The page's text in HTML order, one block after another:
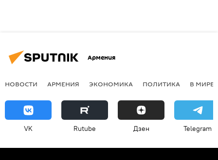
Армения
НОВОСТИ АРМЕНИЯ ЭКОНОМИКА ПОЛИТИКА В МИРЕ
VK Rutube Дзен Telegram